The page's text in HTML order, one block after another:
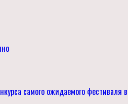
самого ожидаемого фестиваля